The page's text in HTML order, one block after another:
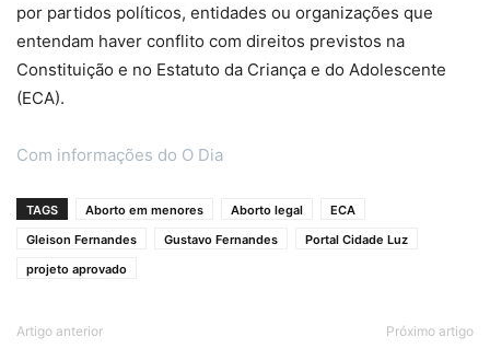
por partidos políticos, entidades ou organizações que
entendam haver conflito com direitos previstos na
Constituição e no Estatuto da Criança e do Adolescente
(ECA).
Com informações do O Dia
TAGS Aborto em menores Aborto legal
ECA
Gleison Fernandes
Gustavo Fernandes
Portal Cidade Luz
projeto aprovado
Artigo anterior Próximo artigo